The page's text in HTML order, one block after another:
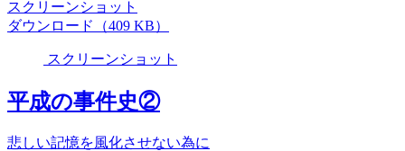
スクリーンショット
ダウンロード（409 KB）
スクリーンショット
平成の事件史②
悲しい記憶を風化させない為に